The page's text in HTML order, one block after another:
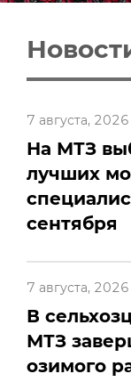
7 августа, 2026
На МТЗ
лучших
сентября
7 августа, 2026
В
МТЗ
озимого